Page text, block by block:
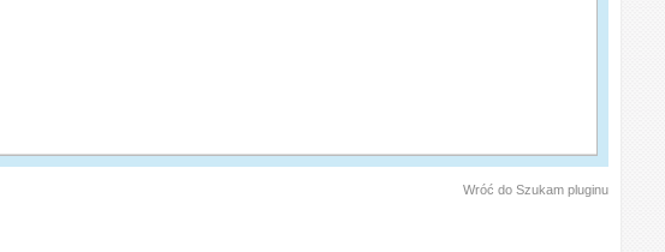
Wróć do Szukam pluginu